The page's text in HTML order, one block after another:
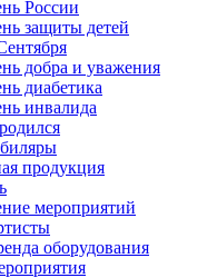
России
защиты детей
добра и уважения
диабетика
инвалида
продукция
мероприятий
оборудования